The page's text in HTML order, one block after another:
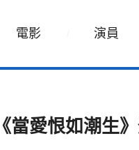
電影 演員
當愛恨如潮生